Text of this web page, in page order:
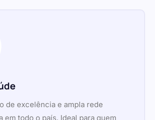
de excelência e ampla rede
em todo o país. Ideal para quem